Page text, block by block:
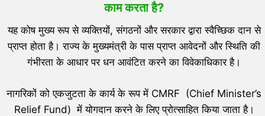
काम करता है?
यह कोष मुख्य रूप से व्यक्तियों, संगठनों और सरकार द्वारा स्वैच्छिक दान से
प्राप्त होता है। राज्य के मुख्यमंत्री के पास प्राप्त आवेदनों और स्थिति की
गंभीरता के आधार पर धन आवंटित करने का विवेकाधिकार है।
नागरिकों को एकजुटता के कार्य के रूप में CMRF (Chief Minister’s
Relief Fund) में योगदान करने के लिए प्रोत्साहित किया जाता है।